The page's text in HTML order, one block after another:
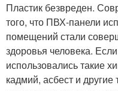
Пластик безвреден.
того, что ПВХ-панели
помещений стали
здоровья человека.
использовались такие
кадмий, асбест и